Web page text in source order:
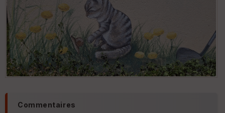
Commentaires